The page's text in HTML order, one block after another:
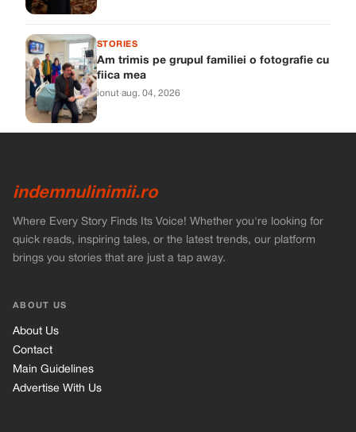
STORIES
Am trimis pe grupul familiei o fotografie cu
fiica mea
ionut·aug. 04, 2026
indemnulinimii.ro
Where Every Story Finds Its Voice! Whether you're looking for
quick reads, inspiring tales, or the latest trends, our platform
brings you stories that are just a tap away.
ABOUT US
About Us
Contact
Main Guidelines
Advertise With Us